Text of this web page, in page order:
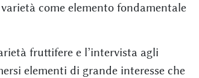
come elemento fondamentale
fruttifere e l’intervista agli
elementi di grande interesse che